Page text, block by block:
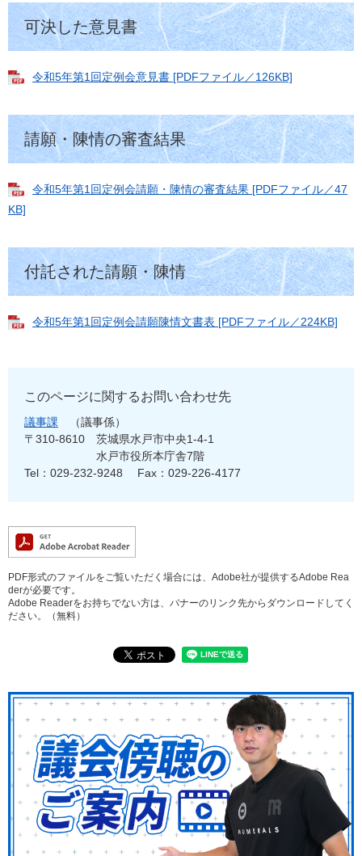
可決した意見書
令和5年第1回定例会意見書 [PDFファイル／126KB]
請願・陳情の審査結果
令和5年第1回定例会請願・陳情の審査結果 [PDFファイル／47
KB]
付託された請願・陳情
令和5年第1回定例会請願陳情文書表 [PDFファイル／224KB]
このページに関するお問い合わせ先
議事課
議事係
〒310-8610
茨城県水戸市中央1-4-1
水戸市役所本庁舎7階
Tel：029-232-9248
Fax：029-226-4177
PDF形式のファイルをご覧いただく場合には、Adobe社が提供するAdobe Rea
derが必要です。
Adobe Readerをお持ちでない方は、バナーのリンク先からダウンロードしてく
ださい。（無料）